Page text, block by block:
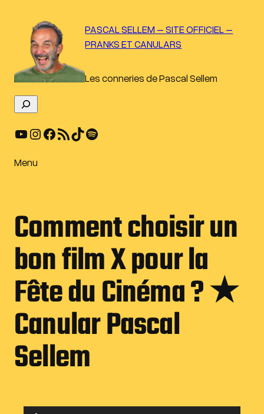
contenu
PASCAL SELLEM – SITE OFFICIEL –
PRANKS ET CANULARS
Les conneries de Pascal Sellem
e
c
e
e
r
YouTube Instagram Facebook Flux RSS TikTok Spotify
Menu
Comment choisir un
bon film X pour la
Fête du Cinéma ? ★
Canular Pascal
Sellem